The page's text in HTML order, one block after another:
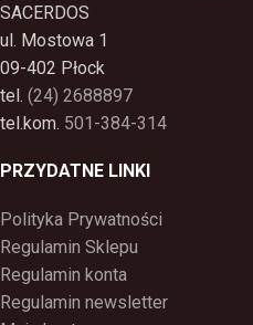
SACERDOS
ul. Mostowa 1
09-402 Płock
tel. (24) 2688897
tel.kom. 501-384-314
PRZYDATNE LINKI
Polityka Prywatności
Regulamin Sklepu
Regulamin konta
Regulamin newsletter